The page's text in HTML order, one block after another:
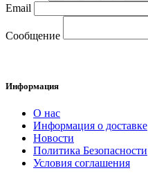
Email
Сообщение
Информация
О нас
Информация о доставке
Новости
Политика Безопасности
Условия соглашения